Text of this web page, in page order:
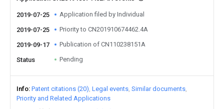
2019-07-25 Application filed by Individual
2019-07-25 Priority to CN201910674462.4A
2019-09-17 Publication of CN110238151A
Status Pending
Info Patent citations (20) Legal events Similar documents
Priority and Related Applications